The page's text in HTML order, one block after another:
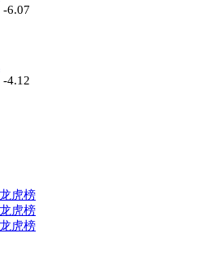
-6.07
-4.12
虎榜
虎榜
虎榜